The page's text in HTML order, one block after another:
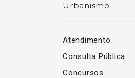
Urbanismo
Atendimento
Consulta Pública
Concursos